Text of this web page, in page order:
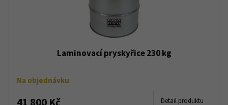
Laminovací pryskyřice 230 kg
Na objednávku
41 800 Kč Detail produktu